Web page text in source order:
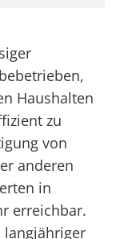
Haushalten
zu
von
anderen
in
erreichbar.